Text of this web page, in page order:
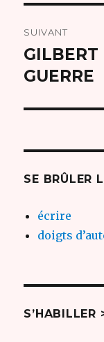
SUIVANT
Article
suivant :
GILBERT
GUERRE
SE BRÛLER
écrire
doigts
S’HABILLER